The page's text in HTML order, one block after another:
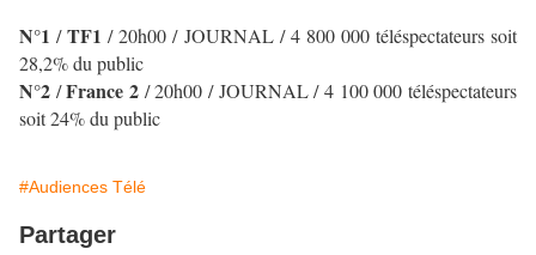
N°1 /TF1 /20h00 / JOURNAL / 4 800 000 téléspectateurs soit
28,2% du public
N°2 /France 2 / 20h00 / JOURNAL / 4 100 000 téléspectateurs
soit 24% du public
#Audiences Télé
Partager